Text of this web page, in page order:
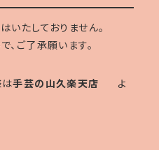
たしておりません。
ご了承願います。
は手芸の山久楽天店
よ